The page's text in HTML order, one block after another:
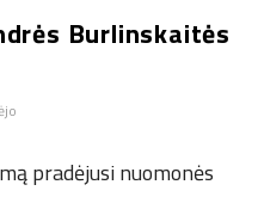
Burlinskaitės
pradėjusi nuomonės